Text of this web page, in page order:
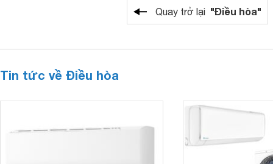
Quay trở lại "Điều hòa"
Tin tức về Điều hòa